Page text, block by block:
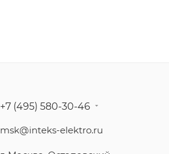
+7 (495) 580-30-46
msk@inteks-elektro.ru